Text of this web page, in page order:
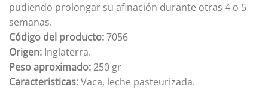
pudiendo prolongar su afinación durante otras 4 o 5
semanas.
Código del producto:7056
Origen: Inglaterra.
Peso aproximado:250 gr
Caracteristicas:Vaca, leche pasteurizada.